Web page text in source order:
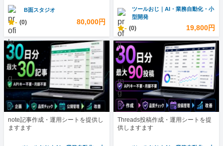
B面スタジオ
- (0) 80,000円
ツールおじ｜AI・業務自動化・小
型開発
- (0) 19,800円
note記事作成・運用シートを提供し
ますます
Threads投稿作成・運用シートを提
供しますます